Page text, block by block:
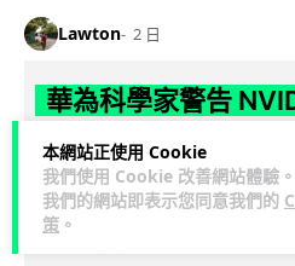
本網站正使用 Cookie
我們使用 Cookie 改善網站體驗
我們的網站即表示您同意我們的
策 。
Lawton 2 日
華為科學家警告
華為「韜定律」可繞
華為半導體首席科學家廖恒罕見接
NVIDIA 等西方晶片巨頭正逼近物